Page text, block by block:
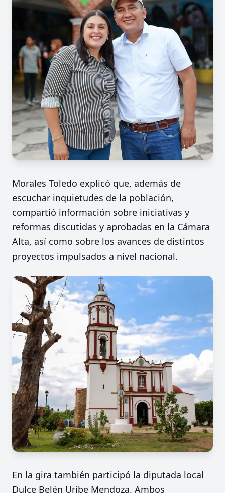
Morales Toledo explicó que, además de
escuchar inquietudes de la población,
compartió información sobre iniciativas y
reformas discutidas y aprobadas en la Cámara
Alta, así como sobre los avances de distintos
proyectos impulsados a nivel nacional.
En la gira también participó la diputada local
Dulce Belén Uribe Mendoza. Ambos